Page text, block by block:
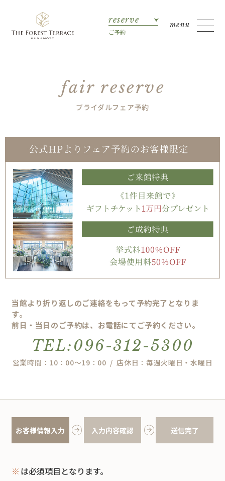
reserve
ご予約
fair reserve
ブライダルフェア予約
当館より折り返しのご連絡をもって予約完了となりま
す。
前日・当日のご予約は、お電話にてご予約ください。
TEL:096-312-5300
営業時間：10：00～19：00 / 店休日：毎週火曜日・水曜日
お客様情報入力 入力内容確認 送信完了
※ は必須項目となります。